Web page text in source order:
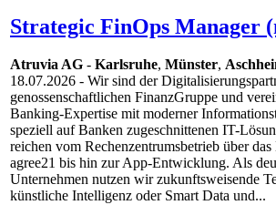
Strategic FinOps Manager
Atruvia AG - Karlsruhe, Münster,
18.07.2026 - Wir sind der
genossenschaftlichen FinanzGruppe und
Banking-Expertise mit moderner
speziell auf Banken zugeschnittenen IT-
reichen vom Rechenzentrumsbetrieb über
agree21 bis hin zur App-Entwicklung. Als
Unternehmen nutzen wir zukunftsweisende
künstliche Intelligenz oder Smart Data und...